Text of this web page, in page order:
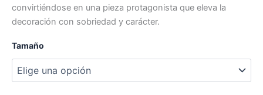
convirtiéndose en una pieza protagonista que eleva la
decoración con sobriedad y carácter.
Tamaño